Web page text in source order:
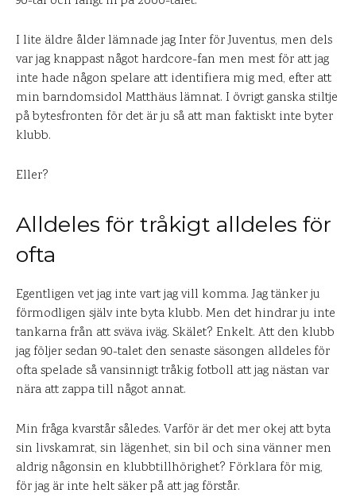
I lite äldre ålder lämnade jag Inter för Juventus, men dels
var jag knappast något hardcore-fan men mest för att jag
inte hade någon spelare att identifiera mig med, efter att
min barndomsidol Matthäus lämnat. I övrigt ganska stiltje
på bytesfronten för det är ju så att man faktiskt inte byter
klubb.
Eller?
Alldeles för tråkigt alldeles för
ofta
Egentligen vet jag inte vart jag vill komma. Jag tänker ju
förmodligen själv inte byta klubb. Men det hindrar ju inte
tankarna från att sväva iväg. Skälet? Enkelt. Att den klubb
jag följer sedan 90-talet den senaste säsongen alldeles för
ofta spelade så vansinnigt tråkig fotboll att jag nästan var
nära att zappa till något annat.
Min fråga kvarstår således. Varför är det mer okej att byta
sin livskamrat, sin lägenhet, sin bil och sina vänner men
aldrig någonsin en klubbtillhörighet? Förklara för mig,
för jag är inte helt säker på att jag förstår.